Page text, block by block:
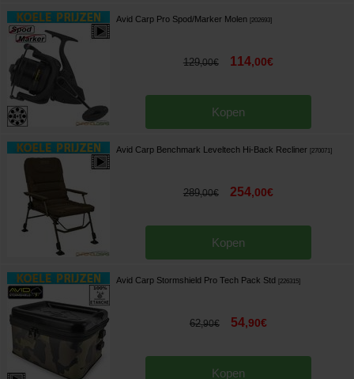
Avid Carp Pro Spod/Marker Molen 202693]
129,00€ 114,00€
Kopen
Avid Carp Benchmark Leveltech Hi-Back Recliner 270071]
289,00€ 254,00€
Kopen
Avid Carp Stormshield Pro Tech Pack Std 226315]
62,90€ 54,90€
Kopen